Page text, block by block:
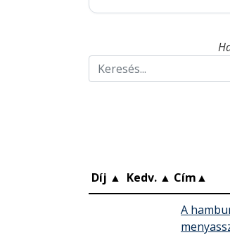
Díj ▲ Kedv. ▲ Cím▲
A